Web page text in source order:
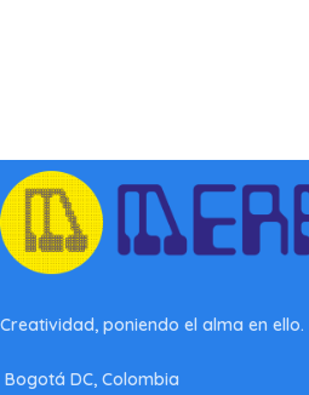
Creatividad, poniendo el alma en ello.
Bogotá DC, Colombia